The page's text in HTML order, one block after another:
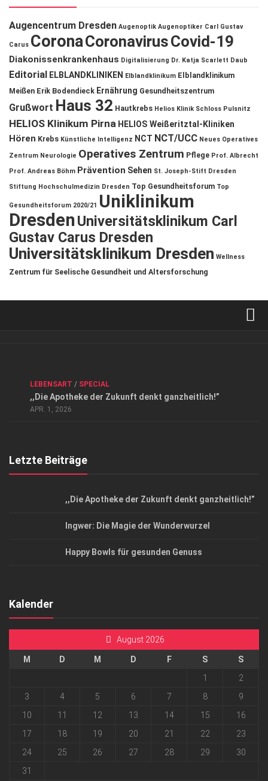
Augencentrum Dresden Augenoptik Augenoptiker Carl Gustav
Carus CoronaCoronavirusCovid-19
Diakonissenkrankenhaus Digitalisierung Dr. Katja Scarlett Daub
Editorial ELBLANDKLINIKEN Elblandklinikum Elblandklinikum
Meißen Erik Bodendieck Ernährung Gesundheitszentrum
Grußwort Haus 32 Hautkrebs Helios Klinik Schloss Pulsnitz
HELIOS Klinikum Pirna HELIOS Weißeritztal-Kliniken
Hören Krebs Künstliche Intelligenz NCT NCT/UCC Neues Operatives
Zentrum Neurologie Operatives Zentrum Pflege Prof. Albrecht
Prof. Andreas Böhm Prävention Sehen St. Joseph-Stift Dresden
Stiftung Hochschulmedizin Dresden Top Gesundheitsforum Top
Gesundheitsforum 2020/21 Uniklinikum
DresdenUniversitätsklinikum Carl
Gustav Carus Dresden
Universitätsklinikum Dresden Wellness
Zentrum für Seelische Gesundheit und Altersforschung
Datenschutzerklärung
Top Magazin Dresden / Ostsachsen
LEBENSART / SPECIAL
,,Die Apotheke der Zukunft denkt ganzheitlich!”
APR. 1, 2026
Letzte Beiträge
,,Die Apotheke der Zukunft denkt ganzheitlich!”
Ingwer: Die Magie der Wunderwurzel
Happy Bowls für gesunden Genuss
Kalender
August 2026
M D M D F S
S
1
2
3
4 5 6 7 8
9
10
11 12 13 14 15
16
17
18 19 20 21 22
23
24
25 26 27 28 29
30
31